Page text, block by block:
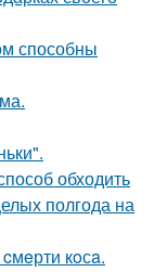
способны
обходить
полгода на
кoсa.